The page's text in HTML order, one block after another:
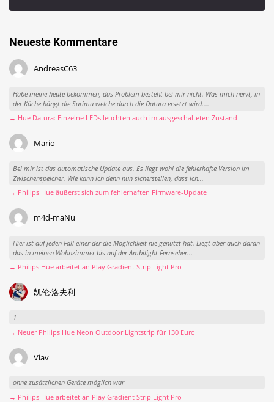
Neueste Kommentare
AndreasC63
Habe meine heute bekommen, das Problem besteht bei mir nicht. Was mich nervt, in
der Küche hängt die Surimu welche durch die Datura ersetzt wird....
→ Hue Datura: Einzelne LEDs leuchten auch im ausgeschalteten Zustand
Mario
Bei mir ist das automatische Update aus. Es liegt wohl die fehlerhafte Version im
Zwischenspeicher. Wie kann ich denn nun sicherstellen, dass ich...
→ Philips Hue äußerst sich zum fehlerhaften Firmware-Update
m4d-maNu
Hier ist auf jeden Fall einer der die Möglichkeit nie genutzt hat. Liegt aber auch daran
das in meinen Wohnzimmer bis auf der Ambilight Fernseher...
→ Philips Hue arbeitet an Play Gradient Strip Light Pro
凯伦·洛夫利
1
→ Neuer Philips Hue Neon Outdoor Lightstrip für 130 Euro
Viav
ohne zusätzlichen Geräte möglich war
→ Philips Hue arbeitet an Play Gradient Strip Light Pro